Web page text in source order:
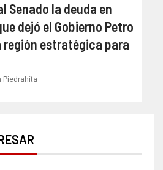
Senado la deuda en
dejó el Gobierno Petro
región estratégica para
Piedrahíta